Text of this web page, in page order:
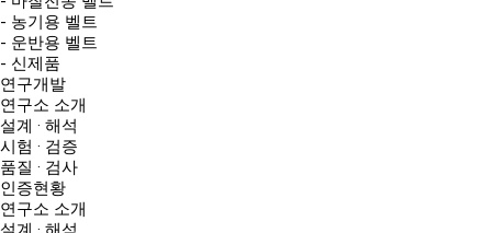
- 농기용 벨트
- 운반용 벨트
- 신제품
연구개발
연구소 소개
설계 · 해석
시험 · 검증
품질 · 검사
인증현황
연구소 소개